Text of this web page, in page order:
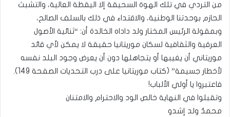
من التردي في تلك الهوة السحيقة إلا اليقظة العالية، والتشبث
الحازم بوحدتنا الوطنية، والاقتداء في ذلك بالسلف الصالح،
وبمقولة الرئيس المختار ولد داداه الخالدة أن: “ثنائية الأصول
العرقية والثقافية لسكان موريتانيا حقيقة لا يمكن لأي قائد
موريتاني أن يغيبها أو يتجاهلها دون أن يعرض وجود البلد نفسه
لأخطار جسيمة” (كتاب موريتانيا على درب التحديات الصفحة 149).
فاعتبروا يا أولي الألباب!
وتقبلوا في النهاية خالص الود والاحترام والامتنان
محمدٌ ولد إشدو